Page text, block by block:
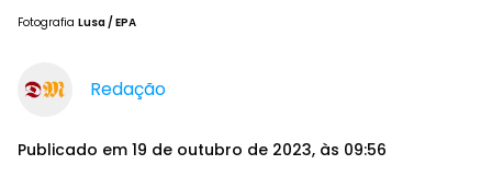
Fotografia Lusa / EPA
Redação
Publicado em 19 de outubro de 2023, às 09:56